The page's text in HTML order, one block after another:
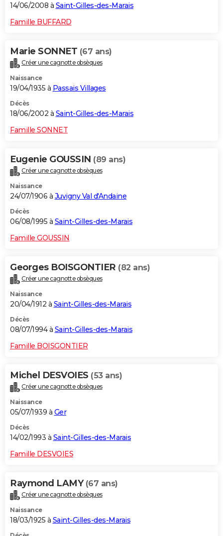
14/06/2008 à Saint-Gilles-des-Marais
Famille BUFFARD
Marie SONNET (67 ans)
Créer une cagnotte obsèques
Naissance
19/04/1935 à Passais Villages
Décès
18/06/2002 à Saint-Gilles-des-Marais
Famille SONNET
Eugenie GOUSSIN (89 ans)
Créer une cagnotte obsèques
Naissance
24/07/1906 à Juvigny Val d'Andaine
Décès
06/08/1995 à Saint-Gilles-des-Marais
Famille GOUSSIN
Georges BOISGONTIER (82 ans)
Créer une cagnotte obsèques
Naissance
20/04/1912 à Saint-Gilles-des-Marais
Décès
08/07/1994 à Saint-Gilles-des-Marais
Famille BOISGONTIER
Michel DESVOIES (53 ans)
Créer une cagnotte obsèques
Naissance
05/07/1939 à Ger
Décès
14/02/1993 à Saint-Gilles-des-Marais
Famille DESVOIES
Raymond LAMY (67 ans)
Créer une cagnotte obsèques
Naissance
18/03/1925 à Saint-Gilles-des-Marais